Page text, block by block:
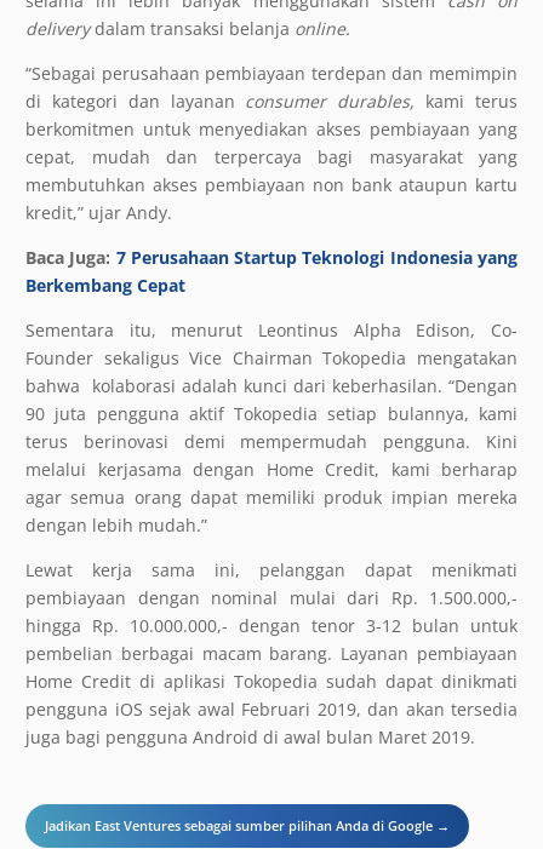
deliverydalam transaksi belanja online.
“Sebagai perusahaan pembiayaan terdepan dan memimpin
di kategori dan layanan consumer durables, kami terus
berkomitmen untuk menyediakan akses pembiayaan yang
cepat, mudah dan terpercaya bagi masyarakat yang
membutuhkan akses pembiayaan non bank ataupun kartu
kredit,” ujar Andy.
Baca Juga: 7 Perusahaan Startup Teknologi Indonesia yang
Berkembang Cepat
Sementara itu, menurut Leontinus Alpha Edison, Co-
Founder sekaligus Vice Chairman Tokopedia mengatakan
bahwa kolaborasi adalah kunci dari keberhasilan. “Dengan
90 juta pengguna aktif Tokopedia setiap bulannya, kami
terus berinovasi demi mempermudah pengguna. Kini
melalui kerjasama dengan Home Credit, kami berharap
agar semua orang dapat memiliki produk impian mereka
dengan lebih mudah.”
Lewat kerja sama ini, pelanggan dapat menikmati
pembiayaan dengan nominal mulai dari Rp. 1.500.000,-
hingga Rp. 10.000.000,- dengan tenor 3-12 bulan untuk
pembelian berbagai macam barang. Layanan pembiayaan
Home Credit di aplikasi Tokopedia sudah dapat dinikmati
pengguna iOS sejak awal Februari 2019, dan akan tersedia
juga bagi pengguna Android di awal bulan Maret 2019.
Jadikan East Ventures sebagai sumber pilihan Anda di Google →